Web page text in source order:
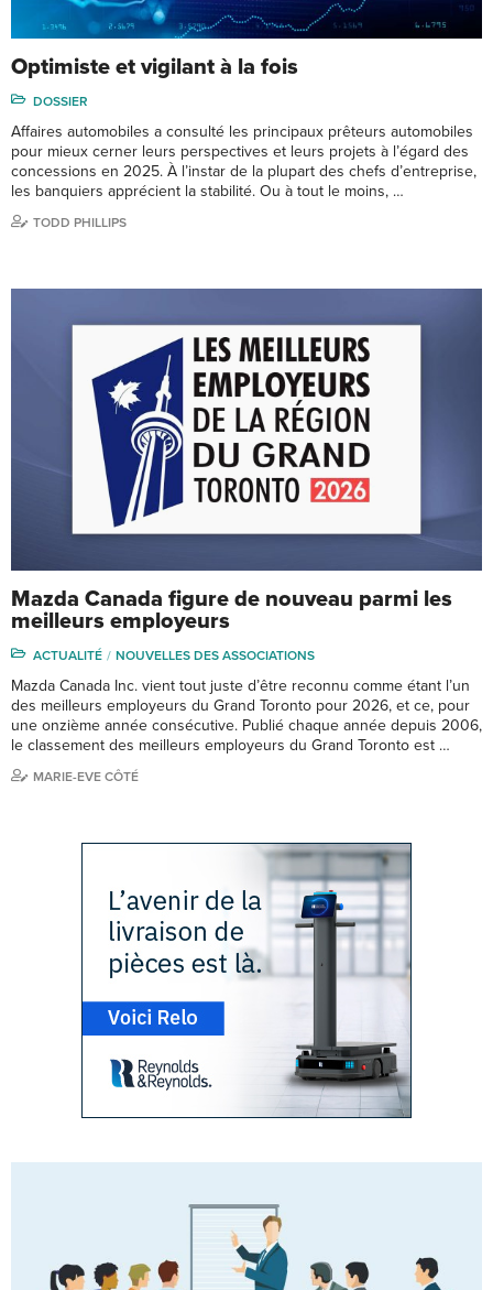
Optimiste et vigilant à la fois
DOSSIER
Affaires automobiles a consulté les principaux prêteurs automobiles
pour mieux cerner leurs perspectives et leurs projets à l’égard des
concessions en 2025. À l’instar de la plupart des chefs d’entreprise,
les banquiers apprécient la stabilité. Ou à tout le moins, …
TODD PHILLIPS
Mazda Canada figure de nouveau parmi les
meilleurs employeurs
ACTUALITÉ NOUVELLES DES ASSOCIATIONS
Mazda Canada Inc. vient tout juste d’être reconnu comme étant l’un
des meilleurs employeurs du Grand Toronto pour 2026, et ce, pour
une onzième année consécutive. Publié chaque année depuis 2006,
le classement des meilleurs employeurs du Grand Toronto est …
MARIE-EVE CÔTÉ